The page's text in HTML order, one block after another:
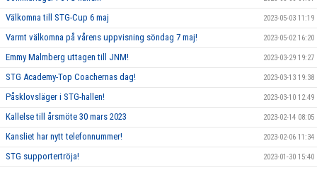
Välkomna till STG-Cup 6 maj 2023-05-03 11:19
Varmt välkomna på vårens uppvisning söndag 7 maj! 2023-05-02 16:20
Emmy Malmberg uttagen till JNM! 2023-03-29 19:27
STG Academy-Top Coachernas dag! 2023-03-13 19:38
Påsklovsläger i STG-hallen! 2023-03-10 12:49
Kallelse till årsmöte 30 mars 2023 2023-02-14 08:05
Kansliet har nytt telefonnummer! 2023-02-06 11:34
STG supportertröja! 2023-01-30 15:40